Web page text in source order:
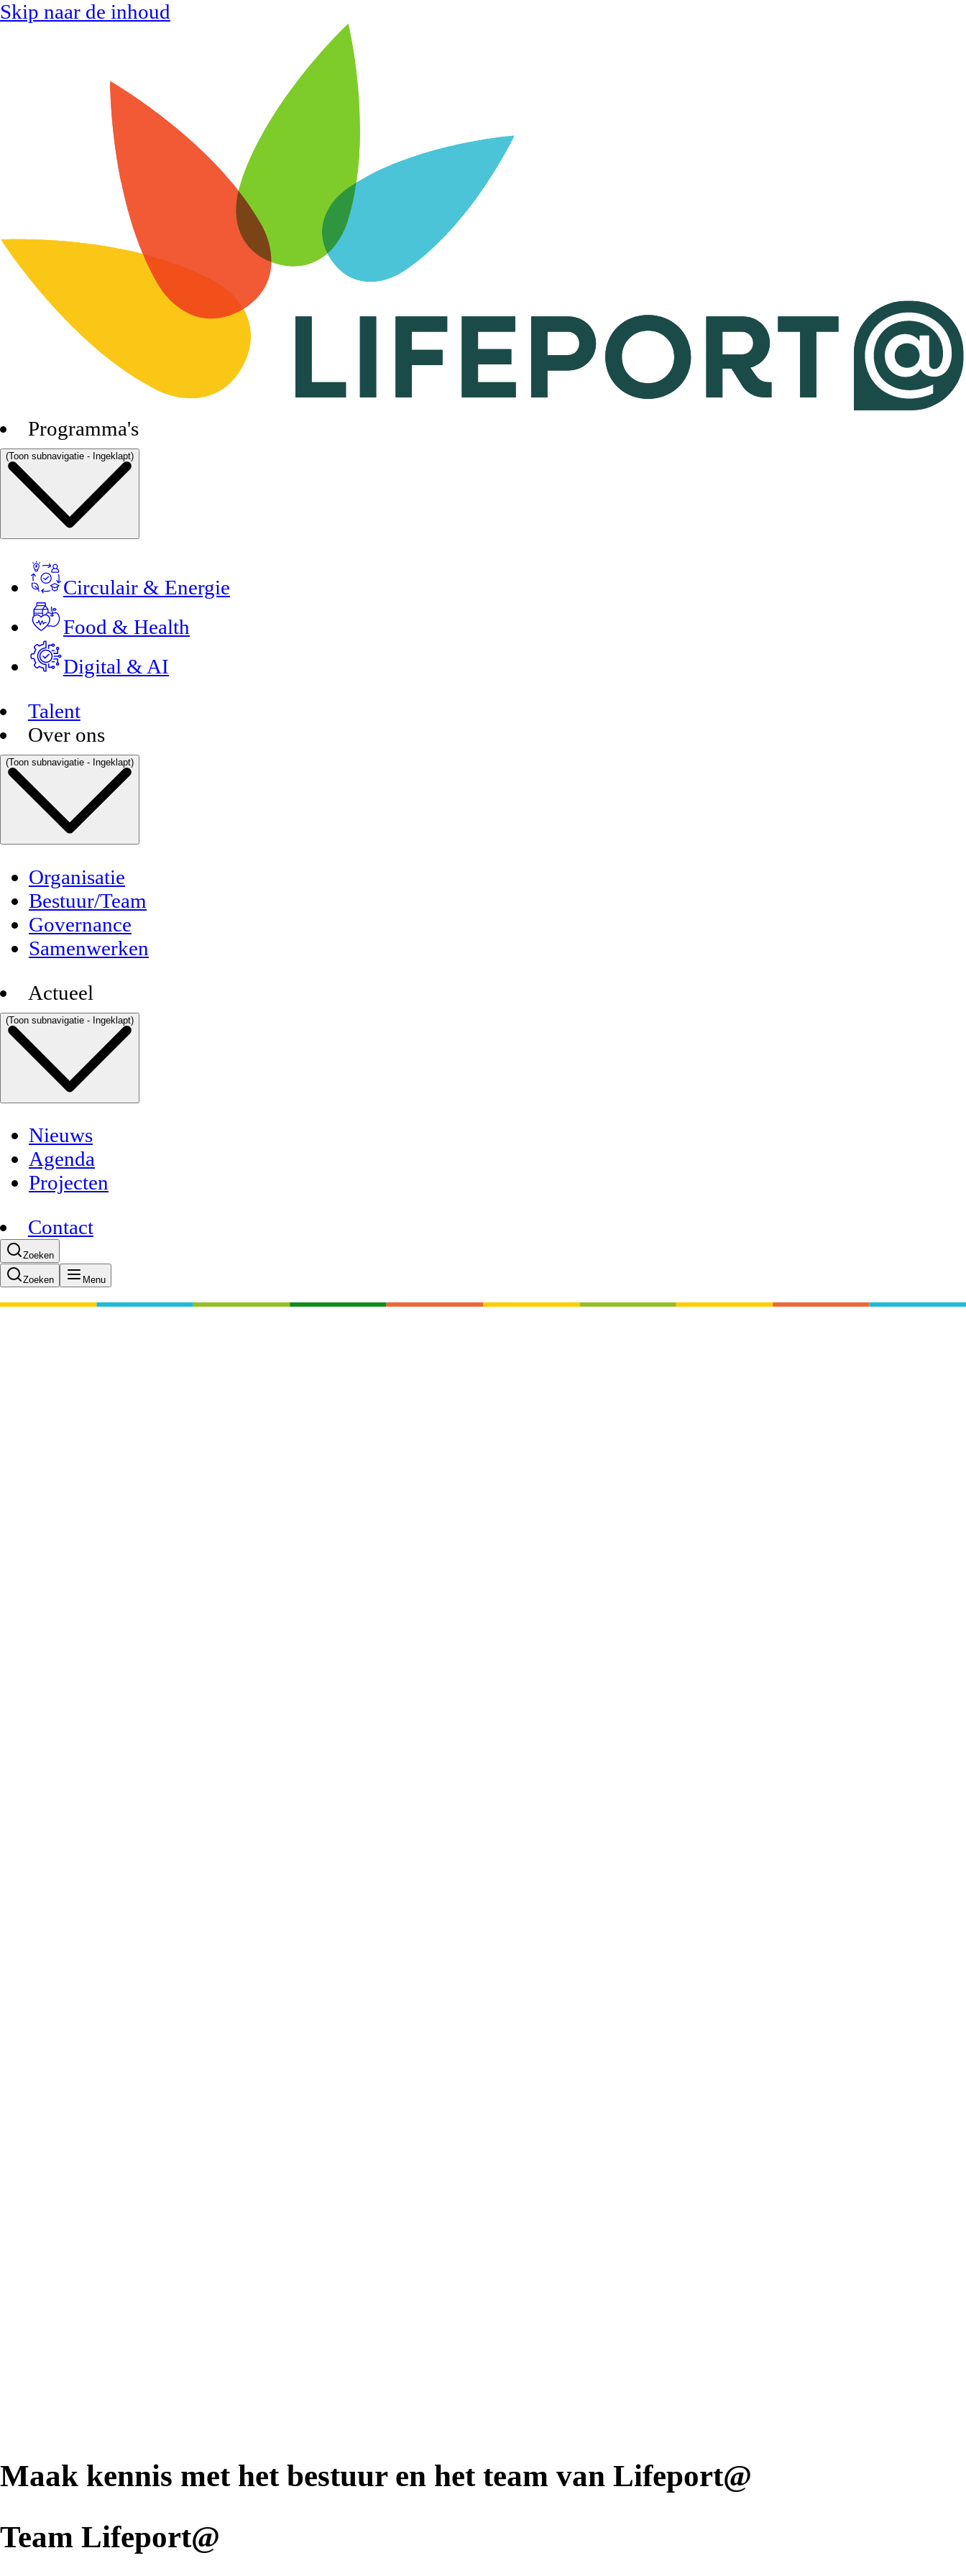
Skip naar de inhoud
Programma's
(Toon subnavigatie - Ingeklapt)
Circulair & Energie
Food & Health
Digital & AI
Talent
Over ons
(Toon subnavigatie - Ingeklapt)
Organisatie
Bestuur/Team
Governance
Samenwerken
Actueel
(Toon subnavigatie - Ingeklapt)
Nieuws
Agenda
Projecten
Contact
Zoeken
Zoeken Menu
Maak kennis met het bestuur en het team van Lifeport@
Team Lifeport@